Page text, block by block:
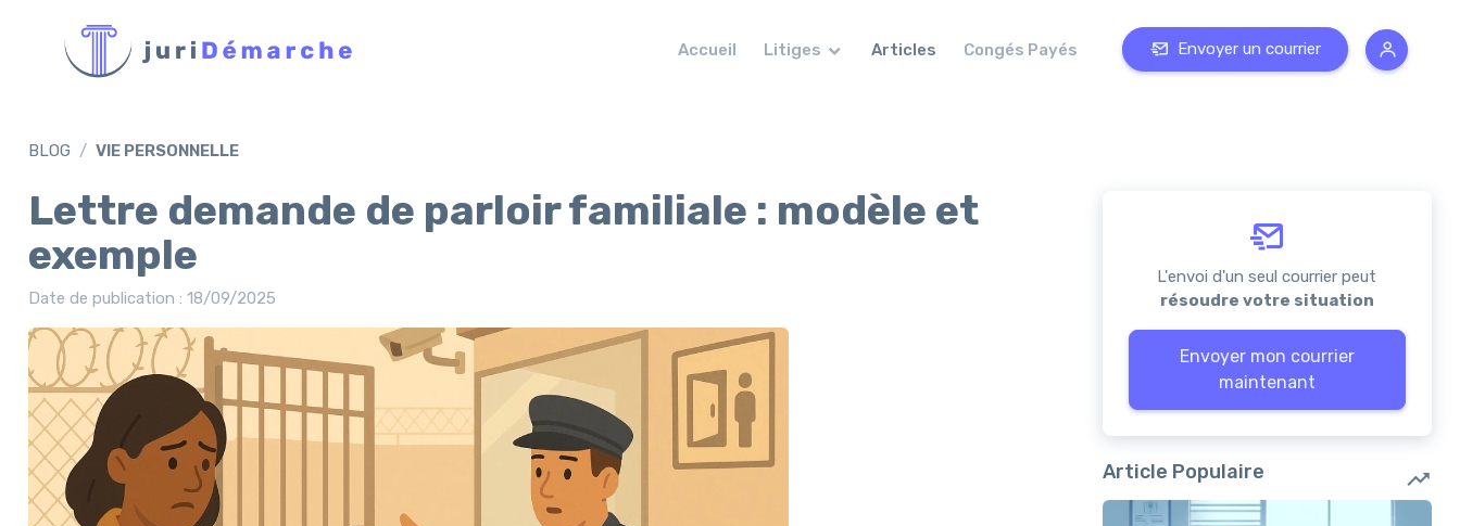
Accueil Litiges Articles Congés Payés Envoyer un courrier
BLOG VIE PERSONNELLE
Lettre demande de parloir familiale : modèle et
exemple
Date de publication : 18/09/2025
L'envoi d'un seul courrier peut
résoudre votre situation
Envoyer mon courrier
maintenant
Article Populaire